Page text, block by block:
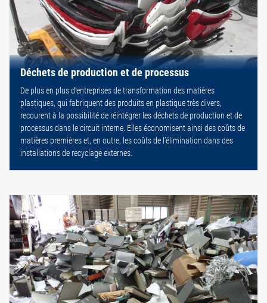
Déchets de production et de processus
De plus en plus d’entreprises de transformation des matières
plastiques, qui fabriquent des produits en plastique très divers,
recourent à la possibilité de réintégrer les déchets de production et de
processus dans le circuit interne. Elles économisent ainsi des coûts de
matières premières et, en outre, les coûts de l’élimination dans des
installations de recyclage externes.